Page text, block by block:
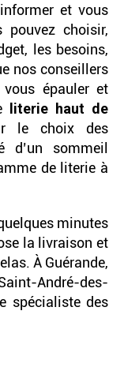
et vous
choisir,
les besoins,
nos conseillers
épauler et
literie haut de
le choix des
d’un sommeil
de literie à
minutes
la livraison et
À Guérande,
André-des-
spécialiste des